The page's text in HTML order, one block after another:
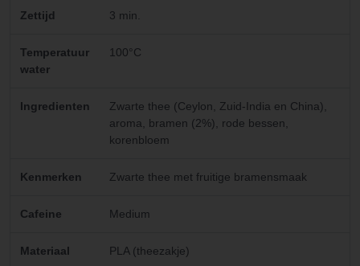
Zettijd 3 min.
Temperatuur
water
100°C
Ingredienten
Zwarte thee (Ceylon, Zuid-India en China),
aroma, bramen (2%), rode bessen,
korenbloem
Kenmerken Zwarte thee met fruitige bramensmaak
Cafeine Medium
Materiaal PLA (theezakje)